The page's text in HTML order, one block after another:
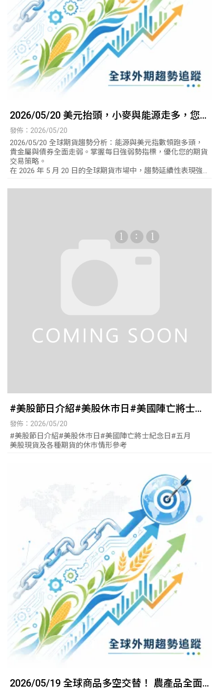
2026/05/20 美元抬頭，小麥與能源走多，您
的交易策略跟上了嗎？
發佈：2026/05/20
2026/05/20 全球期貨趨勢分析：能源與美元指數領跑多頭，
貴金屬與債券全面走弱。掌握每日強弱勢指標，優化您的期貨
交易策略。
在 2026 年 5 月 20 日的全球期貨市場中，趨勢延續性表現強
此同時，貴金屬與債券市場則因利率預期面臨嚴峻的空頭壓
#美股節日介紹#美股休巿日#美國陣亡將士紀
念日#五月
發佈：2026/05/20
#美股節日介紹#美股休巿日#美國陣亡將士紀念日#五月
美股現貨及各種期貨的休巿情形參考
2026/05/19 全球商品多空交替！ 農產品全面